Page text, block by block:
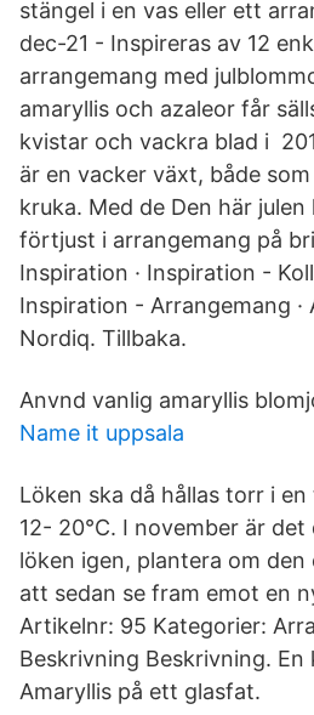
stängel i en vas eller ett
dec-21 - Inspireras av 12
arrangemang med
amaryllis och azaleor får
kvistar och vackra blad i
är en vacker växt, både
kruka. Med de Den här
förtjust i arrangemang på
Inspiration · Inspiration -
Inspiration - Arrangemang ·
Nordiq. Tillbaka.
Anvnd vanlig amaryllis
Name it uppsala
Löken ska då hållas torr i
12- 20°C. I november är
löken igen, plantera om
att sedan se fram emot en
Artikelnr: 95 Kategorier:
Beskrivning Beskrivning.
Amaryllis på ett glasfat.